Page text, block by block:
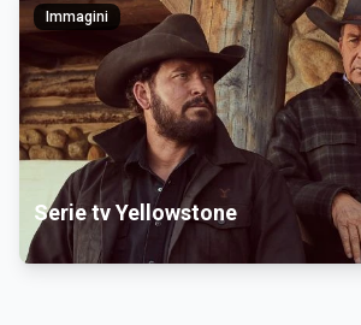
Immagini
Serie tv Yellowstone